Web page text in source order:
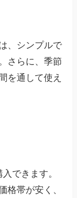
、シンプルで
さらに、季節
を通して使え
できます。
帯が安く、